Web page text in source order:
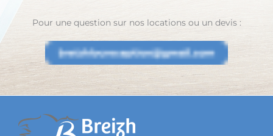
Pour une question sur nos locations ou un devis :